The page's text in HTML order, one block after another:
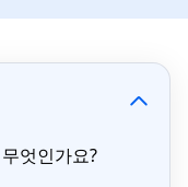
엇인가요?